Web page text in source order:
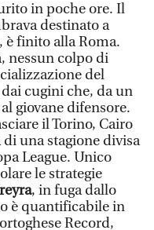
in poche ore. Il
destinato a
è finito alla Roma.
nessun colpo di
del
cugini che, da un
giovane difensore.
il Torino, Cairo
una stagione divisa
League. Unico
le strategie
, in fuga dallo
è quantificabile in
Record,